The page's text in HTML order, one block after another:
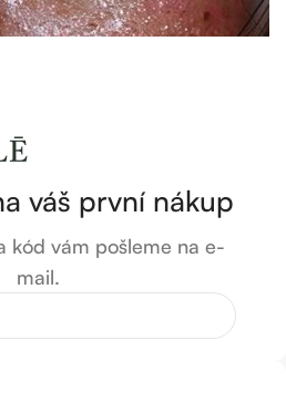
váš první nákup
kód vám pošleme na e-
mail.